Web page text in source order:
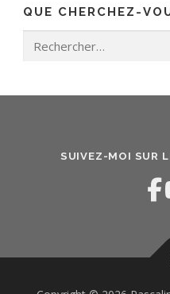
QUE CHERCHEZ-
SUIVEZ-MOI SUR